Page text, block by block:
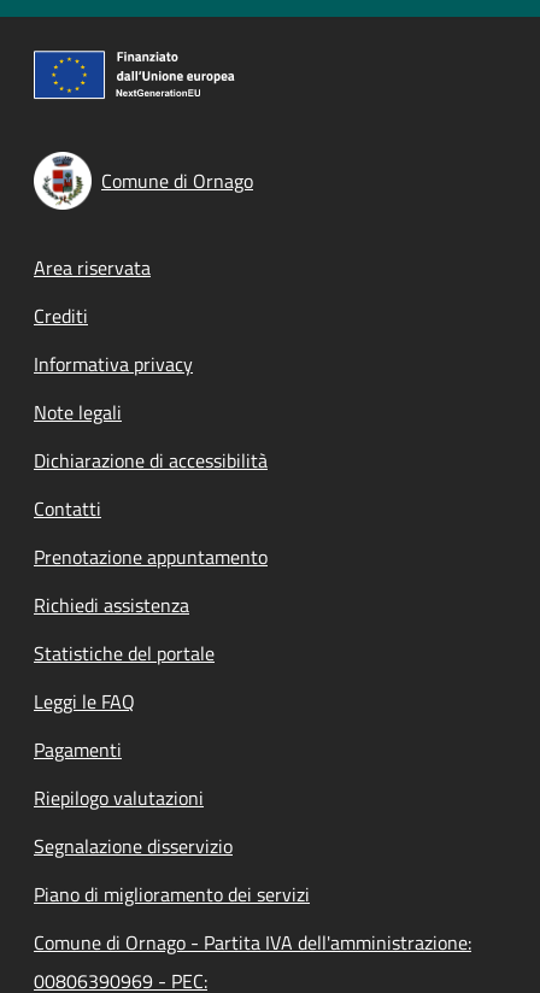
Comune di Ornago
Footer menu
Area riservata
Crediti
Informativa privacy
Note legali
Dichiarazione di accessibilità
Contatti
Prenotazione appuntamento
Richiedi assistenza
Statistiche del portale
Leggi le FAQ
Pagamenti
Riepilogo valutazioni
Segnalazione disservizio
Piano di miglioramento dei servizi
Comune di Ornago - Partita IVA dell'amministrazione:
00806390969 - PEC: